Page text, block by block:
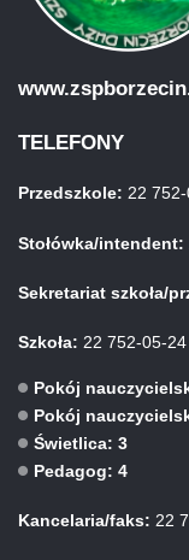
TELEFONY
Przedszkole: 22
Stołówka/intendent:
Sekretariat szkoła/
Szkoła: 22 752-05-
Pokój
Pokój
Świetlica: 3
Pedagog: 4
Kancelaria/faks: 22